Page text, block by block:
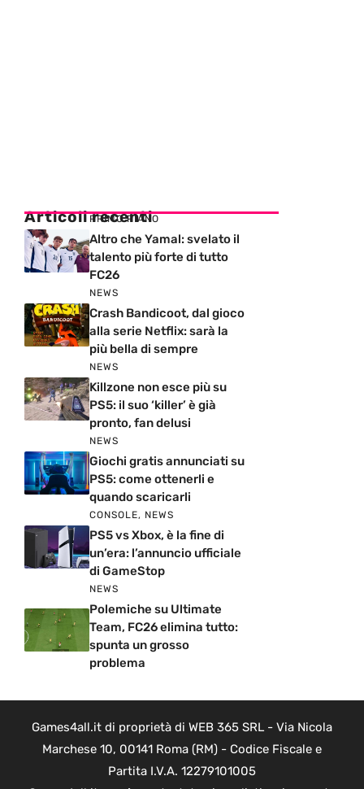
Articoli recenti
PRIMO PIANO
Altro che Yamal: svelato il
talento più forte di tutto
FC26
NEWS
Crash Bandicoot, dal gioco
alla serie Netflix: sarà la
più bella di sempre
NEWS
Killzone non esce più su
PS5: il suo ‘killer’ è già
pronto, fan delusi
NEWS
Giochi gratis annunciati su
PS5: come ottenerli e
quando scaricarli
CONSOLE, NEWS
PS5 vs Xbox, è la fine di
un’era: l’annuncio ufficiale
di GameStop
NEWS
Polemiche su Ultimate
Team, FC26 elimina tutto:
spunta un grosso
problema
Games4all.it di proprietà di WEB 365 SRL - Via Nicola
Marchese 10, 00141 Roma (RM) - Codice Fiscale e
Partita I.V.A. 12279101005